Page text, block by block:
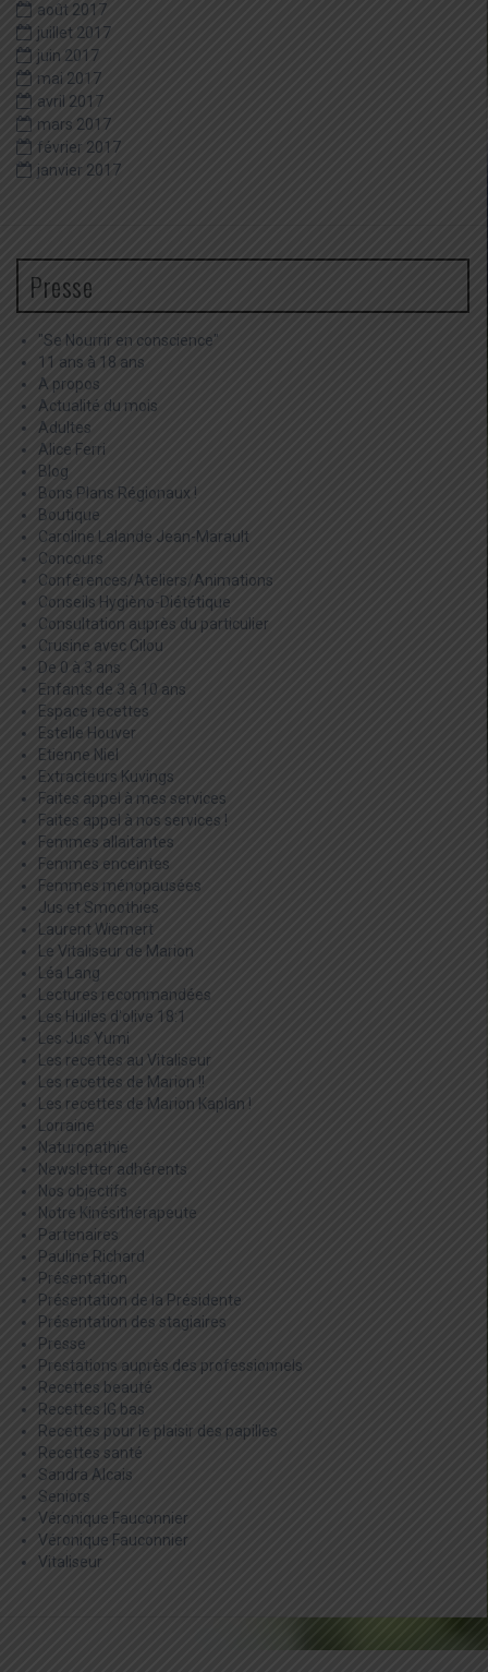
août 2017
juillet 2017
juin 2017
mai 2017
avril 2017
mars 2017
février 2017
janvier 2017
Presse
"Se Nourrir en conscience"
11 ans à 18 ans
A propos
Actualité du mois
Adultes
Alice Ferri
Blog
Bons Plans Régionaux !
Boutique
Caroline Lalande Jean-Marault
Concours
Conférences/Ateliers/Animations
Conseils Hygièno-Diététique
Consultation auprès du particulier
Crusine avec Cilou
De 0 à 3 ans
Enfants de 3 à 10 ans
Espace recettes
Estelle Houver
Etienne Niel
Extracteurs Kuvings
Faites appel à mes services
Faites appel à nos services !
Femmes allaitantes
Femmes enceintes
Femmes ménopausées
Jus et Smoothies
Laurent Wiemert
Le Vitaliseur de Marion
Léa Lang
Lectures recommandées
Les Huiles d'olive 18:1
Les Jus Yumi
Les recettes au Vitaliseur
Les recettes de Marion !!
Les recettes de Marion Kaplan !
Lorraine
Naturopathie
Newsletter adhérents
Nos objectifs
Notre Kinésithérapeute
Partenaires
Pauline Richard
Présentation
Présentation de la Présidente
Présentation des stagiaires
Presse
Prestations auprès des professionnels
Recettes beauté
Recettes IG bas
Recettes pour le plaisir des papilles
Recettes santé
Sandra Alcais
Seniors
Véronique Fauconnier
Véronique Fauconnier
Vitaliseur